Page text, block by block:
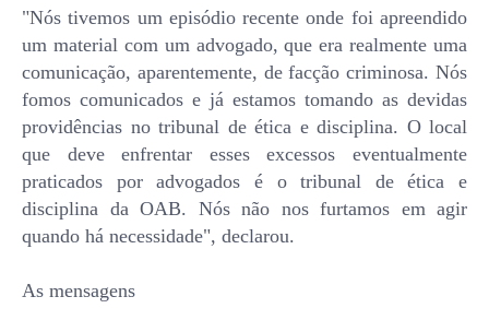
"Nós tivemos um episódio recente onde foi apreendido
um material com um advogado, que era realmente uma
comunicação, aparentemente, de facção criminosa. Nós
fomos comunicados e já estamos tomando as devidas
providências no tribunal de ética e disciplina. O local
que deve enfrentar esses excessos eventualmente
praticados por advogados é o tribunal de ética e
disciplina da OAB. Nós não nos furtamos em agir
quando há necessidade", declarou.
As mensagens